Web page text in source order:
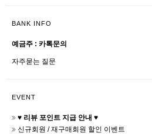
BANK INFO
예금주 : 카톡문의
자주묻는 질문
EVENT
♥ 리뷰 포인트 지급 안내 ♥
신규회원 / 재구매회원 할인 이벤트